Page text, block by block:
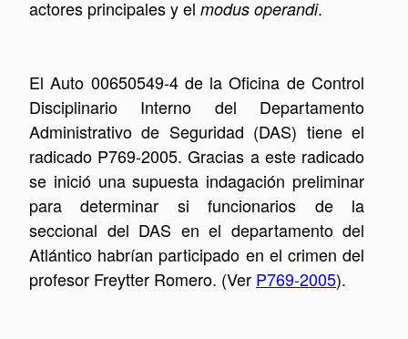
actores principales y el modus operandi.
El Auto 00650549-4 de la Oficina de Control
Disciplinario Interno del Departamento
Administrativo de Seguridad (DAS) tiene el
radicado P769-2005. Gracias a este radicado
se inició una supuesta indagación preliminar
para determinar si funcionarios de la
seccional del DAS en el departamento del
Atlántico habrían participado en el crimen del
profesor Freytter Romero. (Ver P769-2005).